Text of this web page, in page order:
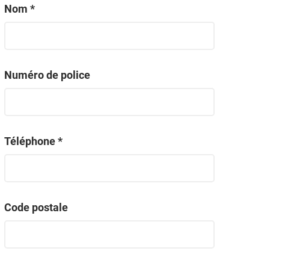
Nom *
Numéro de police
Téléphone *
Code postale